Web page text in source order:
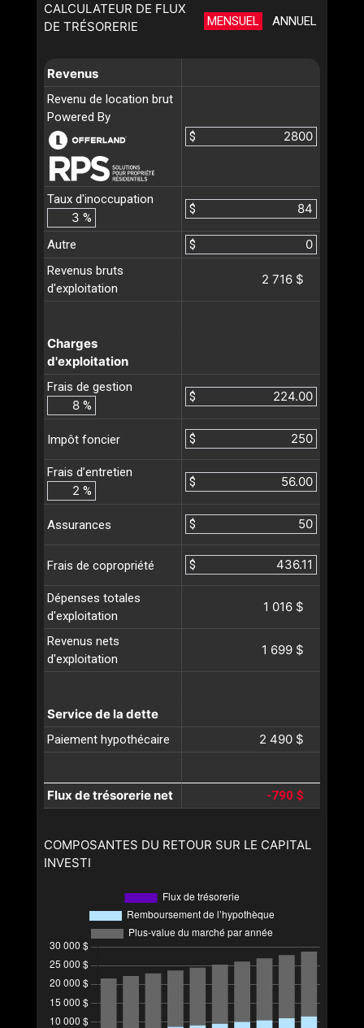
CALCULATEUR DE FLUX
DE TRÉSORERIE
MENSUEL ANNUEL
Revenus
Revenu de location brut
Powered By
$
Taux d'inoccupation
%
$
Autre
$
Revenus bruts
d'exploitation
2 716 $
Charges
d'exploitation
Frais de gestion
%
$
Impôt foncier $
Frais d’entretien
%
$
Assurances $
Frais de copropriété $
Dépenses totales
d'exploitation
1 016 $
Revenus nets
d'exploitation
1 699 $
Service de la dette
Paiement hypothécaire 2 490 $
Flux de trésorerie net -790 $
COMPOSANTES DU RETOUR SUR LE CAPITAL
INVESTI